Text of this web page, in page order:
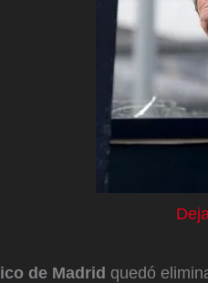
de Madrid quedó